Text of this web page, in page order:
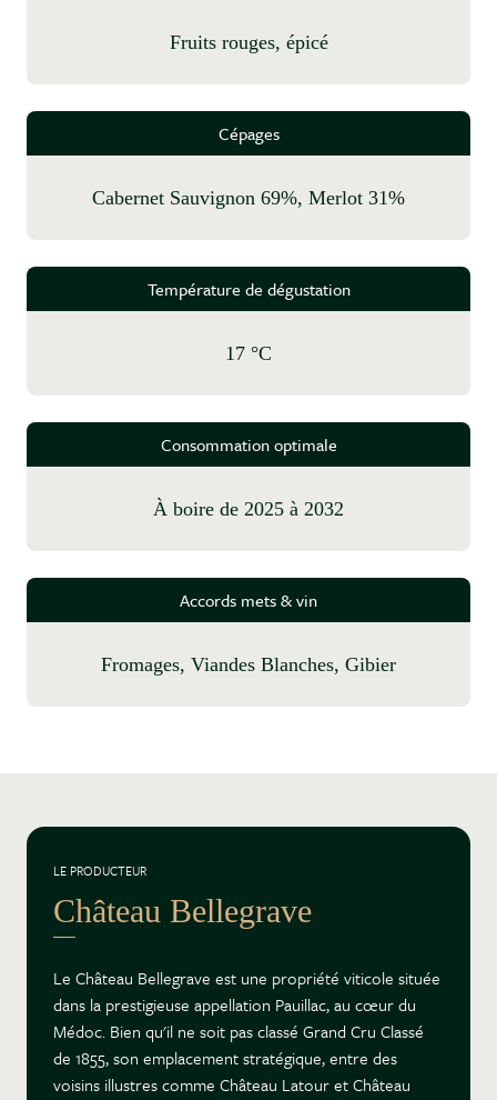
fruits rouges, épicé
Cépages
Cabernet Sauvignon 69%, Merlot 31%
Température de dégustation
17 °C
Consommation optimale
à boire de 2025 à 2032
Accords mets & vin
Fromages, Viandes Blanches, Gibier
LE PRODUCTEUR
Château Bellegrave
Le Château Bellegrave est une propriété viticole située
dans la prestigieuse appellation Pauillac, au cœur du
Médoc. Bien qu'il ne soit pas classé Grand Cru Classé
de 1855, son emplacement stratégique, entre des
voisins illustres comme Château Latour et Château